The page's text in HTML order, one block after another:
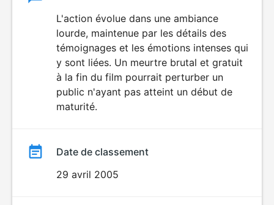
L'action évolue dans une ambiance
lourde, maintenue par les détails des
témoignages et les émotions intenses qui
y sont liées. Un meurtre brutal et gratuit
à la fin du film pourrait perturber un
public n'ayant pas atteint un début de
maturité.
Date de classement
29 avril 2005